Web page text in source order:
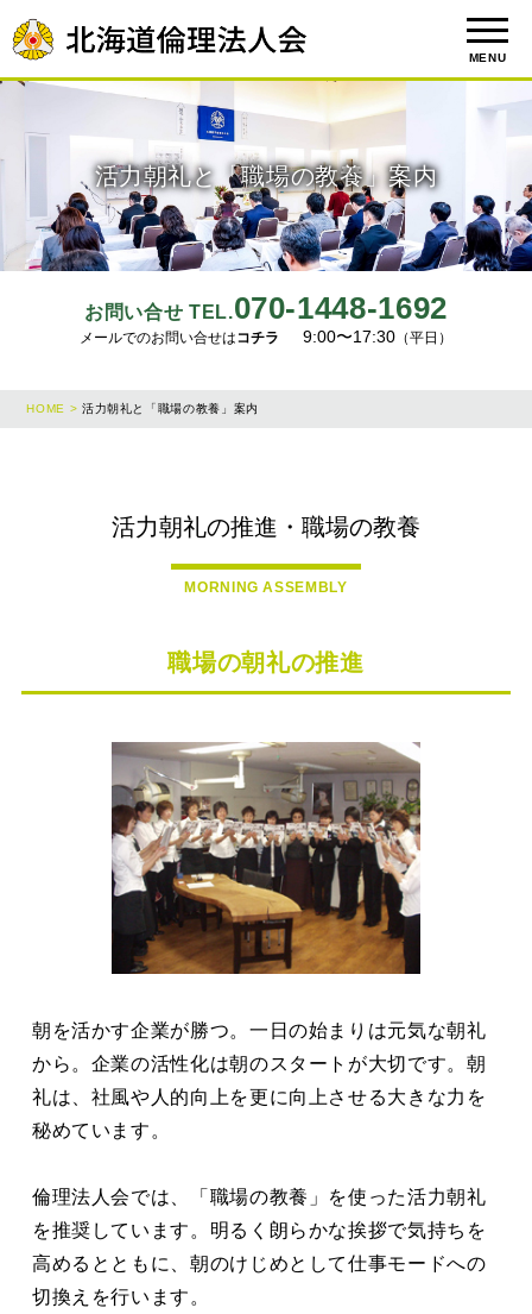
MENU
お問い合せ TEL.070-1448-1692
メールでのお問い合せはコチラ 9:00〜17:30 （平日）
活力朝礼と「職場の教養」案内
HOME > 活力朝礼と「職場の教養」案内
活力朝礼の推進・職場の教養
MORNING ASSEMBLY
職場の朝礼の推進
朝を活かす企業が勝つ。一日の始まりは元気な朝礼
から。企業の活性化は朝のスタートが大切です。朝
礼は、社風や人的向上を更に向上させる大きな力を
秘めています。
倫理法人会では、「職場の教養」を使った活力朝礼
を推奨しています。明るく朗らかな挨拶で気持ちを
高めるとともに、朝のけじめとして仕事モードへの
切換えを行います。